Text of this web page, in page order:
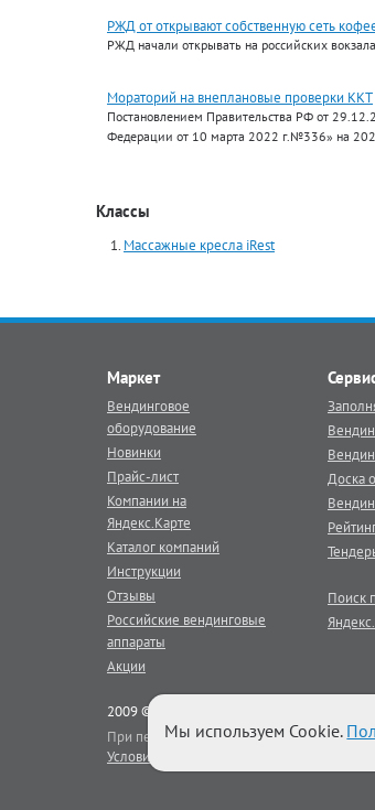
РЖД от открывают собственную сеть
РЖД начали открывать на российских
Мораторий на внеплановые проверки ККТ
Постановлением Правительства РФ от
Федерации от 10 марта 2022 г.№336» на
Классы
Массажные кресла iRest
Маркет
Вендинговое
оборудование
Новинки
Прайс-лист
Компании на
Яндекс.Карте
Каталог компаний
Инструкции
Отзывы
Российские вендинговые
аппараты
Акции
Доска
Поиск
2009 © Век Вендинга - тематический
При перепечатке материалов портала
Условия использования
Мы используем Cookie.